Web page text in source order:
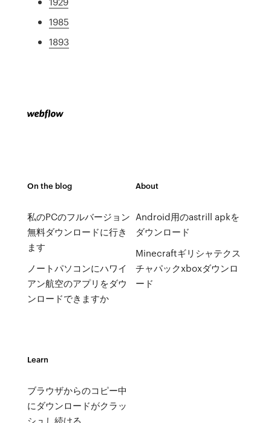
1985
1893
On the blog
私のPCのフルバージョン
無料ダウンロードに行き
ます
ノートパソコンにハワイ
アン航空のアプリをダウ
ンロードできますか
About
Android用のastrill apkを
ダウンロード
Minecraftギリシャテクス
チャパックxboxダウンロ
ード
Learn
ブラウザからのコピー中
にダウンロードがクラッ
シュし続ける